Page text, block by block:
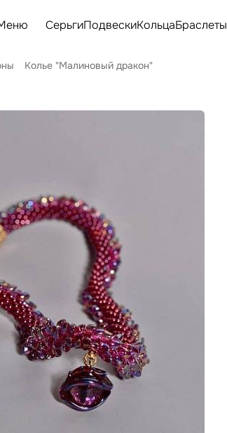
СерьгиПодвескиКольцаБраслеты
Колье "Малиновый дракон"